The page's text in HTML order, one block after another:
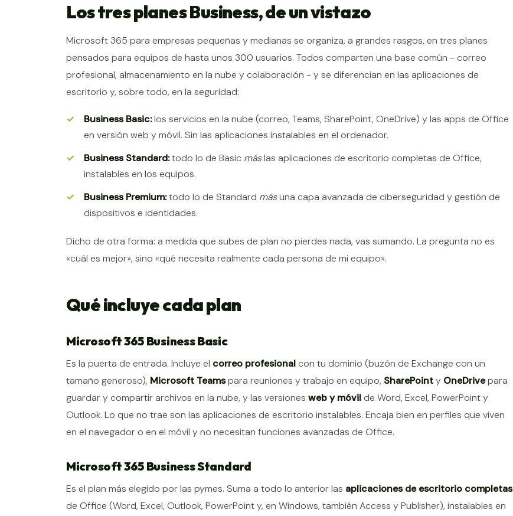
Los tres planes Business, de un vistazo
Microsoft 365 para empresas pequeñas y medianas se organiza, a grandes rasgos, en tres planes
pensados para equipos de hasta unos 300 usuarios. Todos comparten una base común - correo
profesional, almacenamiento en la nube y colaboración - y se diferencian en las aplicaciones de
escritorio y, sobre todo, en la seguridad:
Business Basic:los servicios en la nube (correo, Teams, SharePoint, OneDrive) y las apps de Office
en versión web y móvil. Sin las aplicaciones instalables en el ordenador.
Business Standard:todo lo de Basic máslas aplicaciones de escritorio completas de Office,
instalables en los equipos.
Business Premium:todo lo de Standard másuna capa avanzada de ciberseguridad y gestión de
dispositivos e identidades.
Dicho de otra forma: a medida que subes de plan no pierdes nada, vas sumando. La pregunta no es
«cuál es mejor», sino «qué necesita realmente cada persona de mi equipo».
Qué incluye cada plan
Microsoft 365 Business Basic
Es la puerta de entrada. Incluye el correo profesional con tu dominio (buzón de Exchange con un
tamaño generoso), Microsoft Teamspara reuniones y trabajo en equipo, SharePointy OneDrivepara
guardar y compartir archivos en la nube, y las versiones web y móvil de Word, Excel, PowerPoint y
Outlook. Lo que no trae son las aplicaciones de escritorio instalables. Encaja bien en perfiles que viven
en el navegador o en el móvil y no necesitan funciones avanzadas de Office.
Microsoft 365 Business Standard
Es el plan más elegido por las pymes. Suma a todo lo anterior las aplicaciones de escritorio completas
de Office (Word, Excel, Outlook, PowerPoint y, en Windows, también Access y Publisher), instalables en